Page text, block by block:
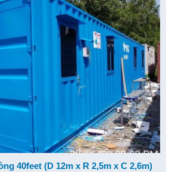
40feet (D 12m x R 2,5m x C 2,6m)